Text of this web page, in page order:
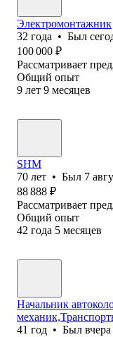
Электромонтажник
32 года • Был
100 000 ₽
Рассматривает
Общий опыт
9 лет 9 месяцев
SHM
70 лет • Был 7
88 888 ₽
Рассматривает
Общий опыт
42 года 5 месяцев
Начальник
41 год • Был вчера